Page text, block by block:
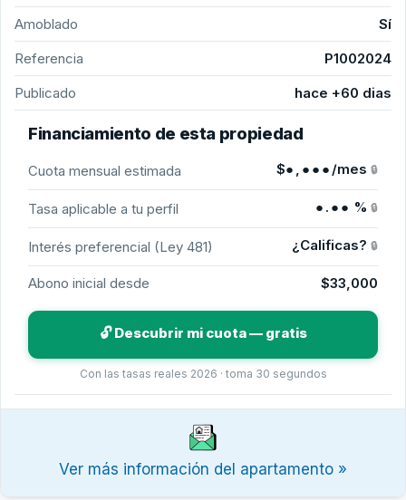
Amoblado
Sí
Referencia
P1002024
Publicado
hace +60 dias
Financiamiento de esta propiedad
Cuota mensual estimada $●,●●● /mes 🔒
Tasa aplicable a tu perfil ●.●● % 🔒
Interés preferencial (Ley 481) ¿Calificas? 🔒
Abono inicial desde $33,000
🔓 Descubrir mi cuota — gratis
Con las tasas reales 2026 · toma 30 segundos
Ver más información del apartamento »